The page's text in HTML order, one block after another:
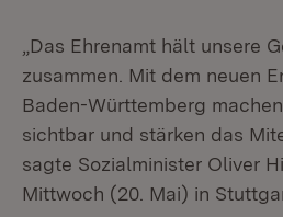
„Das Ehrenamt hält unsere
zusammen. Mit dem neuen
Baden-Württemberg
sichtbar und stärken das
sagte Sozialminister Oliver
Mittwoch (20. Mai) in